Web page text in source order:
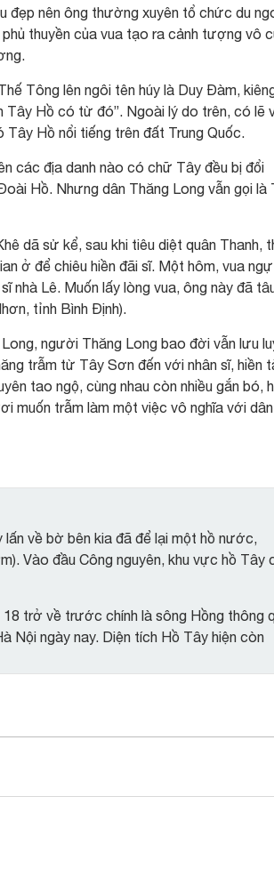
đẹp nên ông thường xuyên tổ chức du
thuyền của vua tạo ra cảnh tượng vô
Tông lên ngôi tên húy là Duy Đàm,
Hồ có từ đó”. Ngoài lý do trên, có lẽ
Hồ nổi tiếng trên đất Trung Quốc.
các địa danh nào có chữ Tây đều bị đổi
Hồ. Nhưng dân Thăng Long vẫn gọi là
dã sử kể, sau khi tiêu diệt quân Thanh,
ở để chiêu hiền đãi sĩ. Một hôm, vua ngự
nhà Lê. Muốn lấy lòng vua, ông này đã
tỉnh Bình Định).
người Thăng Long bao đời vẫn lưu
trẫm từ Tây Sơn đến với nhân sĩ, hiền
tao ngộ, cùng nhau còn nhiều gắn bó,
muốn trẫm làm một việc vô nghĩa với dân
về bờ bên kia đã để lại một hồ nước,
Vào đầu Công nguyên, khu vực hồ Tây
trở về trước chính là sông Hồng thông
Nội ngày nay. Diện tích Hồ Tây hiện còn